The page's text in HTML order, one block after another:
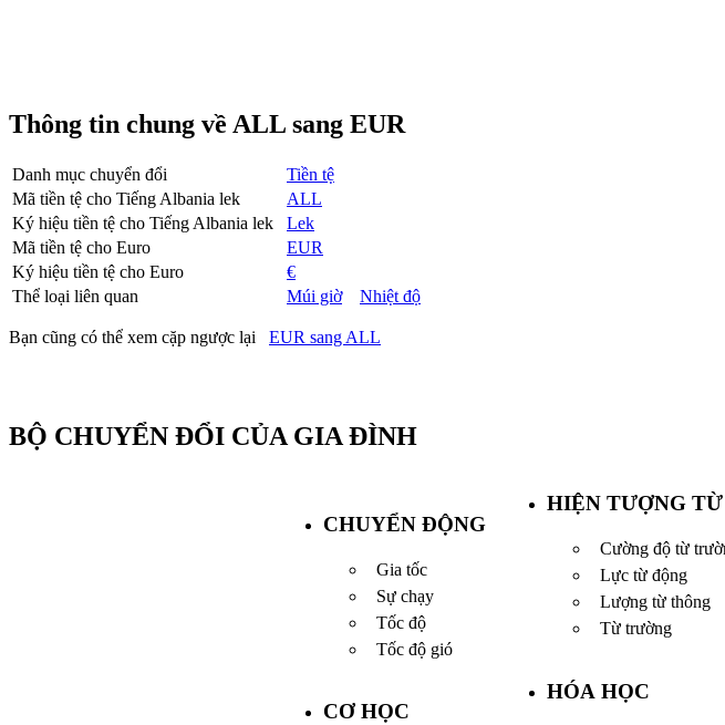
Thông tin chung về ALL sang EUR
Danh mục chuyển đổi
Tiền tệ
Mã tiền tệ cho Tiếng Albania lek
ALL
Ký hiệu tiền tệ cho Tiếng Albania lek
Lek
Mã tiền tệ cho Euro
EUR
Ký hiệu tiền tệ cho Euro
€
Thể loại liên quan
Múi giờ Nhiệt độ
Bạn cũng có thể xem cặp ngược lại EUR sang ALL
BỘ CHUYỂN ĐỔI CỦA GIA ĐÌNH
CHUYỂN ĐỘNG
Gia tốc
Sự chạy
Tốc độ
Tốc độ gió
CƠ HỌC
HIỆN TƯỢNG TỪ
Cường độ từ
Lực từ động
Lượng từ thông
Từ trường
HÓA HỌC